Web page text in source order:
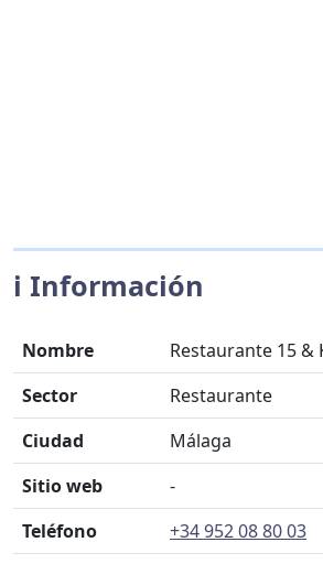
ℹ️ Información
Nombre
Restaurante 15 &
Sector
Restaurante
Ciudad
Málaga
Sitio web
-
Teléfono
+34 952 08 80 03